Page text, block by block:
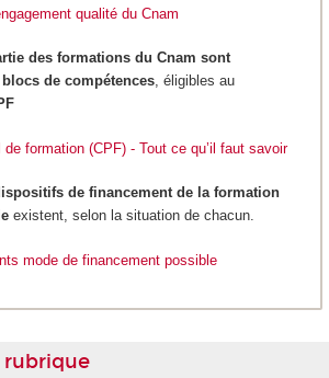
qualité du Cnam
des formations du Cnam sont
de compétences, éligibles au
formation (CPF) - Tout ce qu’il faut savoir
de financement de la formation
existent, selon la situation de chacun.
mode de financement possible
rubrique